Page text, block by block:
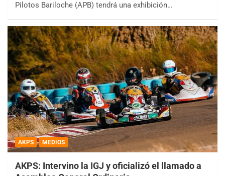
Pilotos Bariloche (APB) tendrá una exhibición…
AKPS MEDIOS
AKPS: Intervino la IGJ y oficializó el llamado a